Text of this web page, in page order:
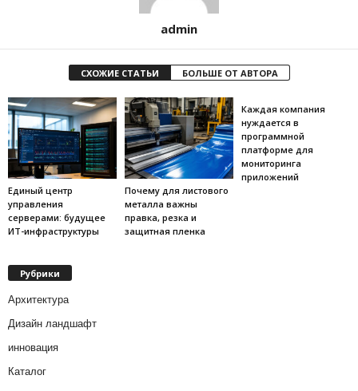
admin
СХОЖИЕ СТАТЬИ БОЛЬШЕ ОТ АВТОРА
Единый центр
управления
серверами: будущее
ИТ-инфраструктуры
Почему для листового
металла важны
правка, резка и
защитная пленка
Каждая компания
нуждается в
программной
платформе для
мониторинга
приложений
Рубрики
Архитектура
Дизайн ландшафт
инновация
Каталог